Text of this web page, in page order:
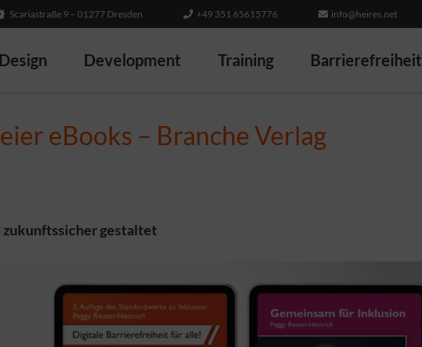
Scariastraße 9 – 01277 Dresden +49 351 65615776 info@heires.net
Design Development Training Barrierefreiheit
eBooks – Branche Verlag
gestaltet